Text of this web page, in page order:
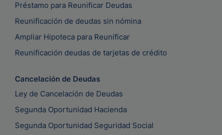
Préstamo para Reunificar Deudas
Reunificación de deudas sin nómina
Ampliar Hipoteca para Reunificar
Reunificación deudas de tarjetas de crédito
Cancelación de Deudas
Ley de Cancelación de Deudas
Segunda Oportunidad Hacienda
Segunda Oportunidad Seguridad Social